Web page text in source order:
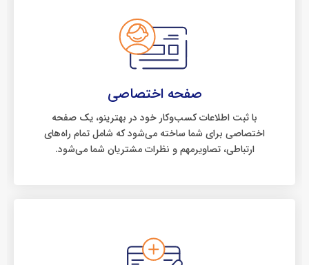
صفحه اختصاصی
با ثبت اطلاعات کسب‌وکار خود در بهترینو، یک صفحه
اختصاصی برای شما ساخته می‌شود که شامل تمام راه‌های
ارتباطی، تصاویرمهم و نظرات مشتریان شما می‌شود.